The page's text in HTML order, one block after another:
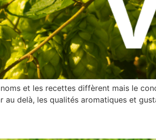
et les recettes diffèrent mais le
delà, les qualités aromatiques et